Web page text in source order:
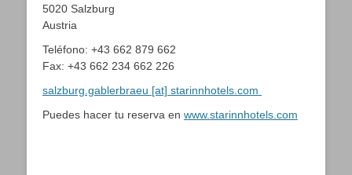
5020 Salzburg
Austria
Teléfono: +43 662 879 662
Fax: +43 662 234 662 226
salzburg.gablerbraeu [at] starinnhotels.com
Puedes hacer tu reserva en www.starinnhotels.com